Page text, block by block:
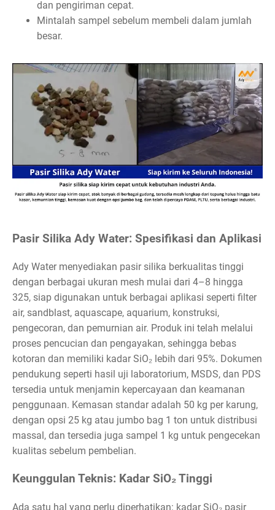
dan pengiriman cepat.
Mintalah sampel sebelum membeli dalam jumlah
besar.
Pasir Silika Ady Water: Spesifikasi dan Aplikasi
Ady Water menyediakan pasir silika berkualitas tinggi
dengan berbagai ukuran mesh mulai dari 4–8 hingga
325, siap digunakan untuk berbagai aplikasi seperti filter
air, sandblast, aquascape, aquarium, konstruksi,
pengecoran, dan pemurnian air. Produk ini telah melalui
proses pencucian dan pengayakan, sehingga bebas
kotoran dan memiliki kadar SiO₂ lebih dari 95%. Dokumen
pendukung seperti hasil uji laboratorium, MSDS, dan PDS
tersedia untuk menjamin kepercayaan dan keamanan
penggunaan. Kemasan standar adalah 50 kg per karung,
dengan opsi 25 kg atau jumbo bag 1 ton untuk distribusi
massal, dan tersedia juga sampel 1 kg untuk pengecekan
kualitas sebelum pembelian.
Keunggulan Teknis: Kadar SiO₂ Tinggi
Ada satu hal yang perlu diperhatikan: kadar SiO₂ pasir